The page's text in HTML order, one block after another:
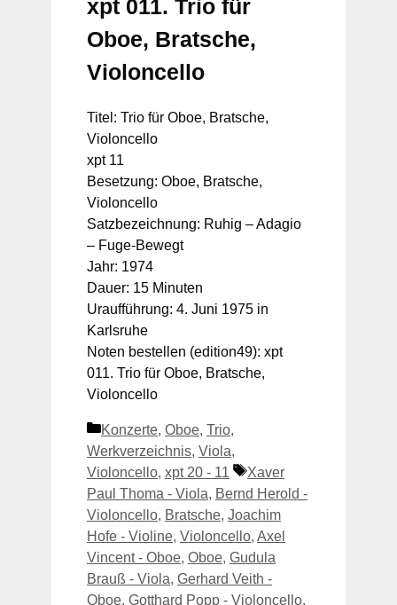
xpt 011. Trio für
Oboe, Bratsche,
Violoncello
Titel: Trio für Oboe, Bratsche,
Violoncello
xpt 11
Besetzung: Oboe, Bratsche,
Violoncello
Satzbezeichnung: Ruhig – Adagio
– Fuge-Bewegt
Jahr: 1974
Dauer: 15 Minuten
Uraufführung: 4. Juni 1975 in
Karlsruhe
Noten bestellen (edition49): xpt
011. Trio für Oboe, Bratsche,
Violoncello
Kategorien
Konzerte, Oboe, Trio,
Werkverzeichnis, Viola,
Violoncello, xpt 20 - 11 Schlagwörter
Xaver
Paul Thoma - Viola, Bernd Herold -
Violoncello, Bratsche, Joachim
Hofe - Violine, Violoncello, Axel
Vincent - Oboe, Oboe, Gudula
Brauß - Viola, Gerhard Veith -
Oboe, Gotthard Popp - Violoncello,